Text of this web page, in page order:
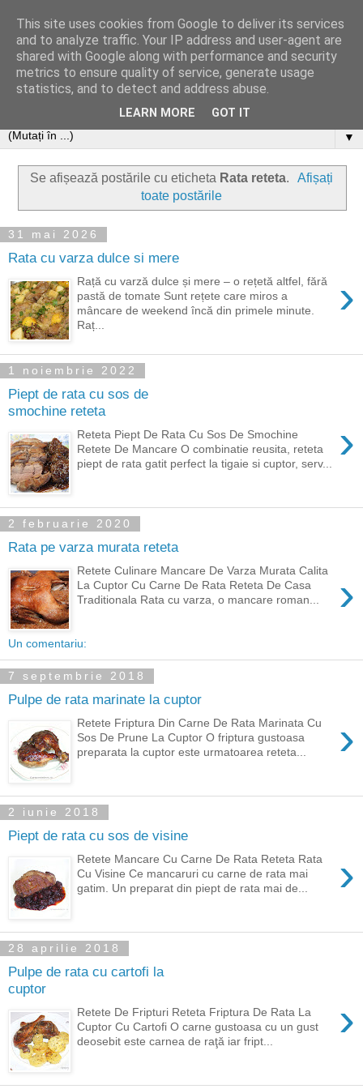
▼
Se afișează postările cu eticheta Rata reteta.
Afișați
toate postările
31 mai 2026
Rata cu varza dulce si mere
›
Rață cu varză dulce și mere – o rețetă altfel, fără
pastă de tomate Sunt rețete care miros a
mâncare de weekend încă din primele minute.
Raț...
1 noiembrie 2022
Piept de rata cu sos de
smochine reteta
›
Reteta Piept De Rata Cu Sos De Smochine
Retete De Mancare O combinatie reusita, reteta
piept de rata gatit perfect la tigaie si cuptor, serv...
2 februarie 2020
Rata pe varza murata reteta
›
Retete Culinare Mancare De Varza Murata Calita
La Cuptor Cu Carne De Rata Reteta De Casa
Traditionala Rata cu varza, o mancare roman...
Un comentariu:
7 septembrie 2018
Pulpe de rata marinate la cuptor
›
Retete Friptura Din Carne De Rata Marinata Cu
Sos De Prune La Cuptor O friptura gustoasa
preparata la cuptor este urmatoarea reteta...
2 iunie 2018
Piept de rata cu sos de visine
›
Retete Mancare Cu Carne De Rata Reteta Rata
Cu Visine Ce mancaruri cu carne de rata mai
gatim. Un preparat din piept de rata mai de...
28 aprilie 2018
Pulpe de rata cu cartofi la
cuptor
›
Retete De Fripturi Reteta Friptura De Rata La
Cuptor Cu Cartofi O carne gustoasa cu un gust
deosebit este carnea de raţă iar fript...
This site uses cookies from Google to deliver its services
and to analyze traffic. Your IP address and user-agent are
shared with Google along with performance and security
metrics to ensure quality of service, generate usage
statistics, and to detect and address abuse.
LEARN MORE GOT IT